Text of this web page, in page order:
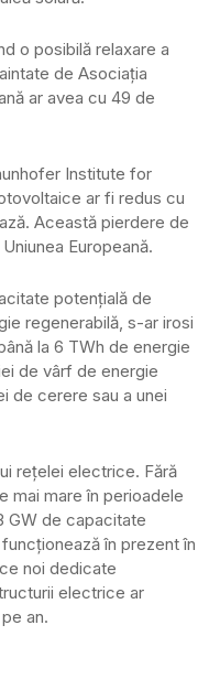
o posibilă relaxare a
de Asociația
ar avea cu 49 de
Institute for
ar fi redus cu
Această pierdere de
Europeană.
potențială de
regenerabilă, s-ar irosi
la 6 TWh de energie
de vârf de energie
de cerere sau a unei
rețelei electrice. Fără
mai mare în perioadele
GW de capacitate
în prezent în
noi dedicate
electrice ar
an.